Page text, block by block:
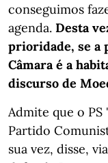
conseguimos
agenda. Desta
prioridade, se a
Câmara é a
discurso de
Admite que o
Partido
sua vez, disse,